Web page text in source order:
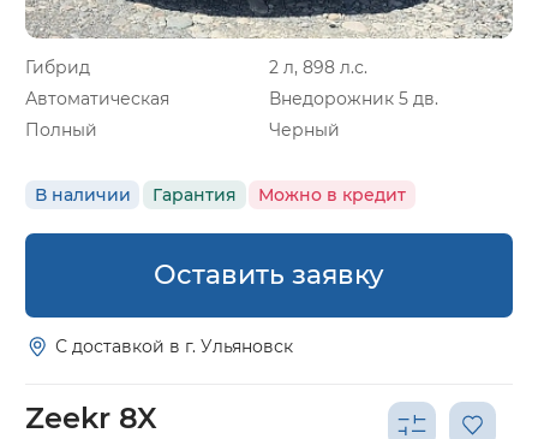
Гибрид
2 л, 898 л.с.
Автоматическая
Внедорожник 5 дв.
Полный
Черный
В наличии Гарантия Можно в кредит
Оставить заявку
С доставкой в г. Ульяновск
Zeekr 8X